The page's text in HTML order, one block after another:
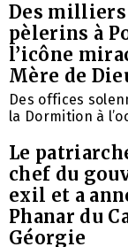
Des milliers
pèlerins à
l’icône
Mère de
Des offices
la Dormition à
Le
chef du
exil et a
Phanar du
Géorgie